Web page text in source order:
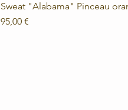
Sweat "Alabama" Pinceau
Prix
95,00 €